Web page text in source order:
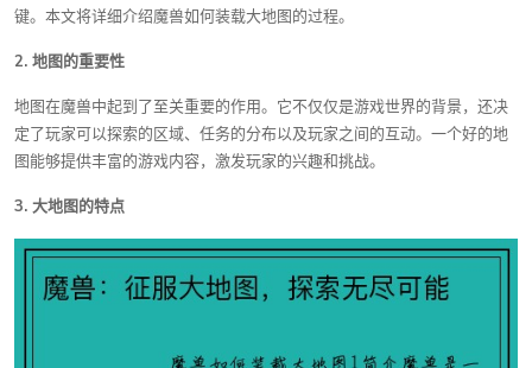
键。本文将详细介绍魔兽如何装载大地图的过程。
2. 地图的重要性
地图在魔兽中起到了至关重要的作用。它不仅仅是游戏世界的背景，还决
定了玩家可以探索的区域、任务的分布以及玩家之间的互动。一个好的地
图能够提供丰富的游戏内容，激发玩家的兴趣和挑战。
3. 大地图的特点